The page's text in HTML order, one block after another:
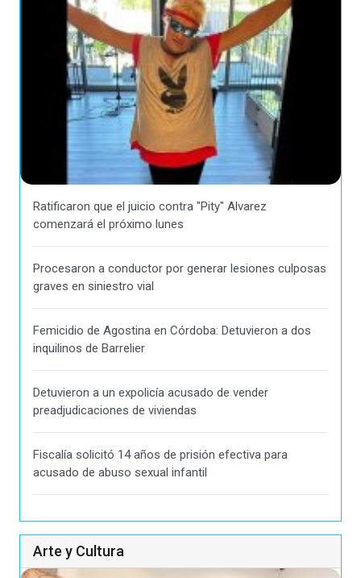
Ratificaron que el juicio contra "Pity" Alvarez
comenzará el próximo lunes
Procesaron a conductor por generar lesiones culposas
graves en siniestro vial
Femicidio de Agostina en Córdoba: Detuvieron a dos
inquilinos de Barrelier
Detuvieron a un expolicía acusado de vender
preadjudicaciones de viviendas
Fiscalía solicitó 14 años de prisión efectiva para
acusado de abuso sexual infantil
Arte y Cultura